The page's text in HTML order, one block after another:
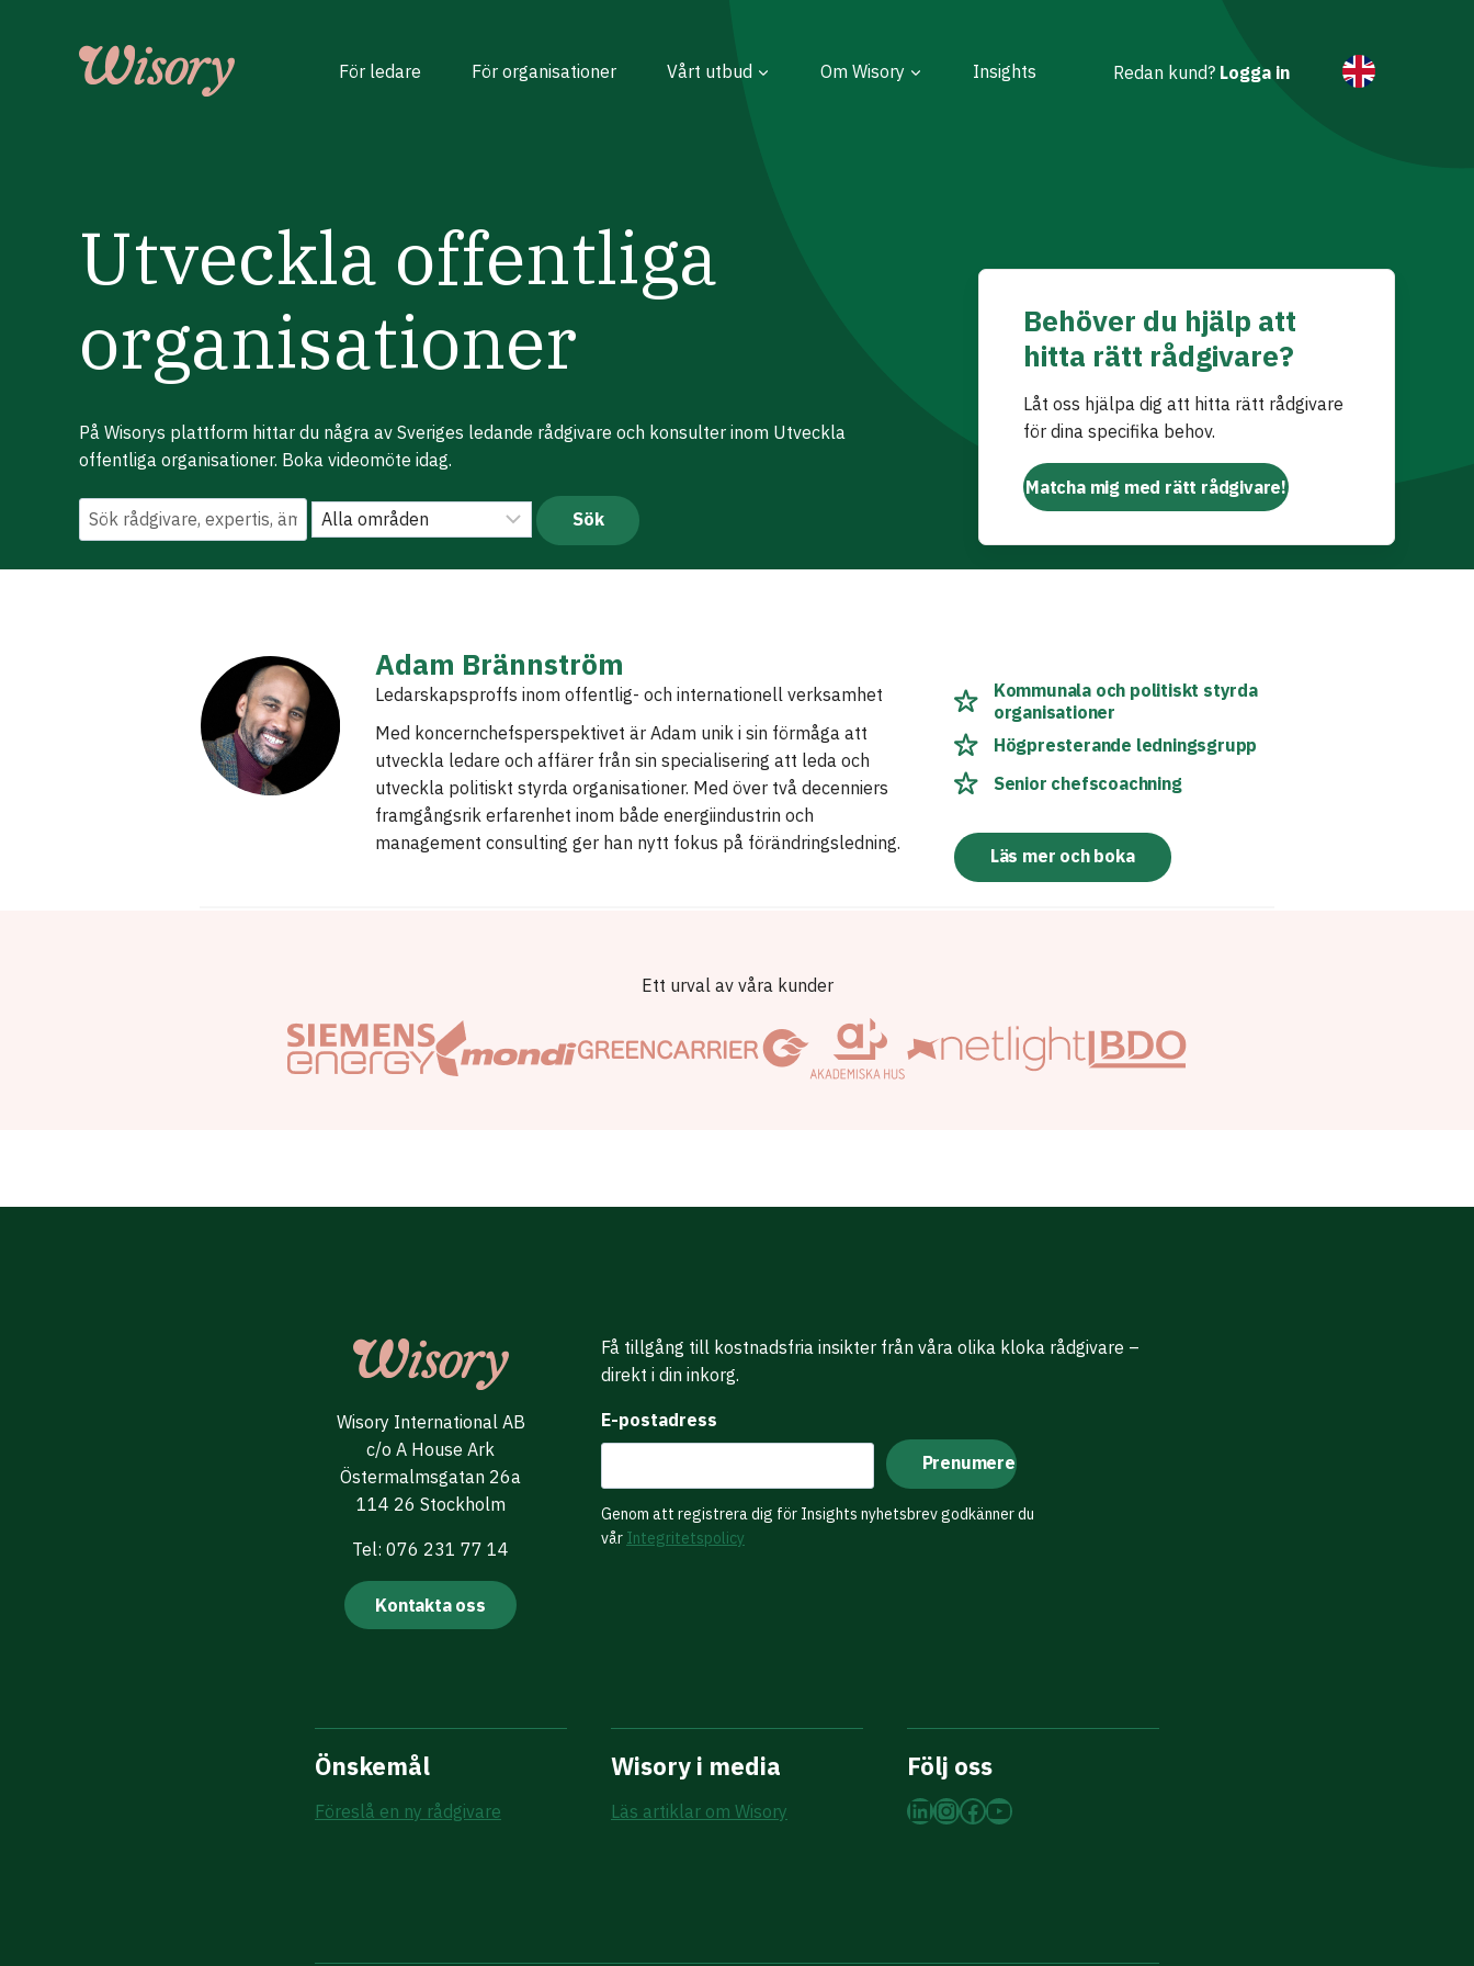
För ledare För organisationer Vårt utbud Om Wisory Insights Redan kund? Logga in
Utveckla offentliga
organisationer
På Wisorys plattform hittar du några av Sveriges ledande rådgivare och konsulter inom Utveckla
offentliga organisationer. Boka videomöte idag.
Behöver du hjälp att
hitta rätt rådgivare?
Låt oss hjälpa dig att hitta rätt rådgivare
för dina specifika behov.
Matcha mig med rätt rådgivare!
Adam Brännström
Ledarskapsproffs inom offentlig- och internationell verksamhet
Med koncernchefsperspektivet är Adam unik i sin förmåga att
utveckla ledare och affärer från sin specialisering att leda och
utveckla politiskt styrda organisationer. Med över två decenniers
framgångsrik erfarenhet inom både energiindustrin och
management consulting ger han nytt fokus på förändringsledning.
Kommunala och politiskt styrda
organisationer
Högpresterande ledningsgrupp
Senior chefscoachning
Läs mer och boka
Ett urval av våra kunder
Wisory International AB
c/o A House Ark
Östermalmsgatan 26a
114 26 Stockholm
Tel: 076 231 77 14
Kontakta oss
Få tillgång till kostnadsfria insikter från våra olika kloka rådgivare –
direkt i din inkorg.
E-postadress
Genom att registrera dig för Insights nyhetsbrev godkänner du
vår Integritetspolicy
Önskemål
Föreslå en ny rådgivare
Wisory i media
Läs artiklar om Wisory
Följ oss
LinkedIn
Instagram
Facebook
YouTube